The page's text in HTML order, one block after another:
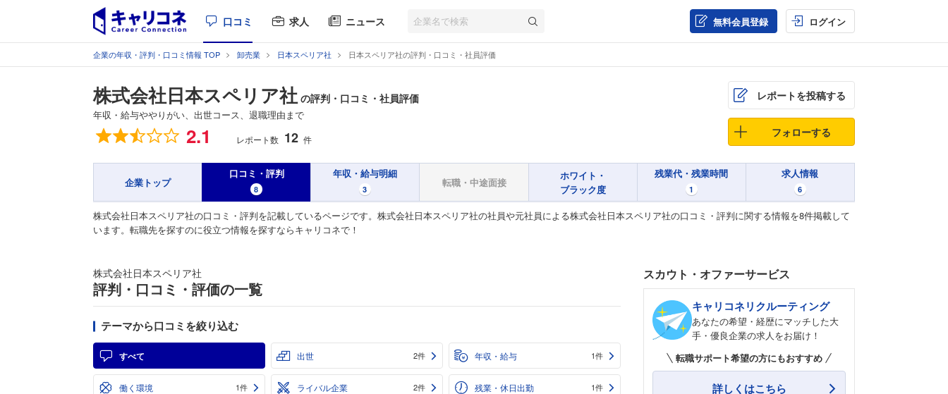
口コミ 求人 ニュース 無料会員登録 ログイン
企業の年収・評判・口コミ情報 TOP 卸売業 日本スペリア社 日本スペリア社の評判・口コミ・社員評価
株式会社日本スペリア社 の評判・口コミ・社員評価
年収・給与ややりがい、出世コース、退職理由まで
総合評価 2.1 レポート数 12 件
レポートを投稿する
フォローする
企業トップ
口コミ・評判
8
年収・給与明細
3
転職・中途面接
ホワイト・
ブラック度
残業代・残業時間
1
求人情報
6
株式会社日本スペリア社の口コミ・評判を記載しているページです。株式会社日本スペリア社の社員や元社員による株式会社日本スペリア社の口コミ・評判に関する情報を8件掲載して
います。転職先を探すのに役立つ情報を探すならキャリコネで！
株式会社日本スペリア社
評判・口コミ・評価の一覧
テーマから口コミを絞り込む
すべて 出世 2件 年収・給与 1件
働く環境 1件 ライバル企業 2件 残業・休日出勤 1件
スカウト・オファーサービス
キャリコネリクルーティング
あなたの希望・経歴にマッチした大
手・優良企業の求人をお届け！
転職サポート希望の方にもおすすめ
詳しくはこちら